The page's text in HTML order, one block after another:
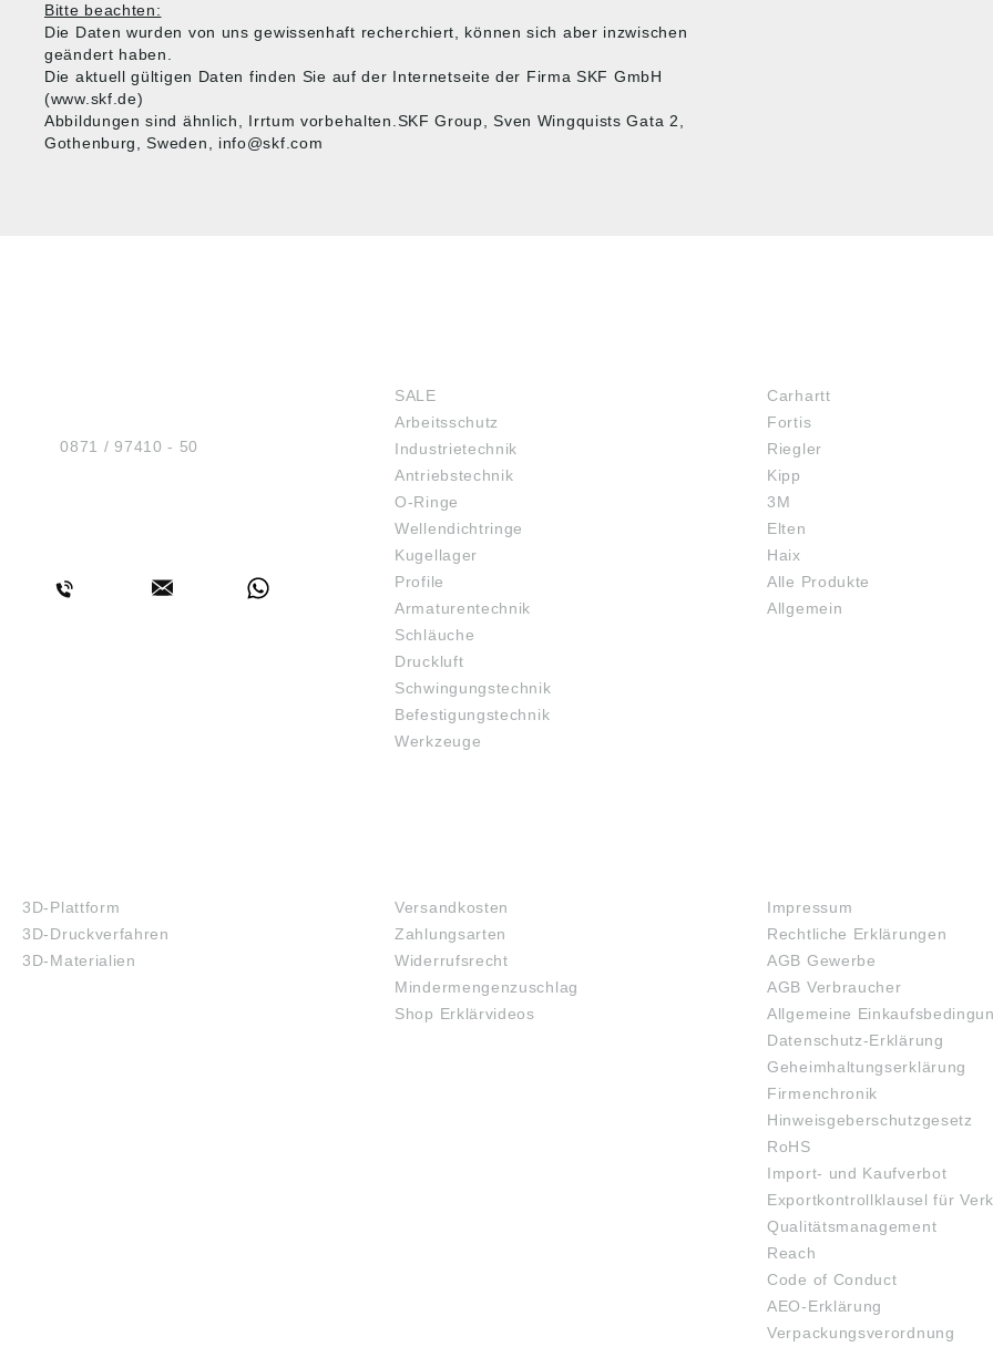
Bitte beachten:
Die Daten wurden von uns gewissenhaft recherchiert, können sich aber inzwischen
geändert haben.
Die aktuell gültigen Daten finden Sie auf der Internetseite der Firma SKF GmbH
(www.skf.de)
Abbildungen sind ähnlich, Irrtum vorbehalten.SKF Group, Sven Wingquists Gata 2,
Gothenburg, Sweden, info@skf.com
Tel.:0871 / 97410 - 50
SALE
Arbeitsschutz
Industrietechnik
Antriebstechnik
O-Ringe
Wellendichtringe
Kugellager
Profile
Armaturentechnik
Schläuche
Druckluft
Schwingungstechnik
Befestigungstechnik
Werkzeuge
Carhartt
Fortis
Riegler
Kipp
3M
Elten
Haix
Alle Produkte
Allgemein
3D-Plattform
3D-Druckverfahren
3D-Materialien
Versandkosten
Zahlungsarten
Widerrufsrecht
Mindermengenzuschlag
Shop Erklärvideos
Impressum
Rechtliche Erklärungen
AGB Gewerbe
AGB Verbraucher
Allgemeine
Datenschutz-Erklärung
Geheimhaltungserklärung
Firmenchronik
Hinweisgeberschutzgesetz
RoHS
Import- und Kaufverbot
Exportkontrollklausel für
Qualitätsmanagement
Reach
Code of Conduct
AEO-Erklärung
Verpackungsverordnung